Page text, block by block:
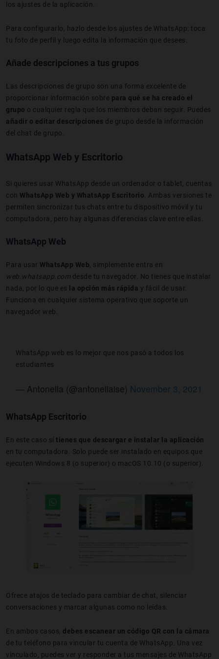
los ajustes de la aplicación.
Para configurarlo, hazlo desde los ajustes de WhatsApp: toca
tu foto de perfil y luego edita la información que desees.
Añade descripciones a tus grupos
Las descripciones de grupo son una forma excelente de
proporcionar información sobre para qué se ha creado el
grupo o cualquier regla que los miembros deban seguir. Puedes
añadir o editar descripciones de grupo desde la información
del chat de grupo.
WhatsApp Web y Escritorio
Si quieres usar WhatsApp desde un ordenador o tablet, cuentas
con WhatsApp Web y WhatsApp Escritorio. Ambas versiones te
permiten sincronizar tus chats entre tu dispositivo móvil y tu
computadora, pero hay algunas diferencias clave entre ellas.
WhatsApp Web
Para usar WhatsApp Web, simplemente entra en
web.whatsapp.com desde tu navegador. No tienes que instalar
nada, por lo que es
la opción más rápida y fácil de usar.
Funciona en cualquier sistema operativo que soporte un
navegador web.
WhatsApp web es lo mejor que nos pasó a todos los
estudiantes
— Antonella (@antonellaise) November 3, 2021
WhatsApp Escritorio
En este caso sí tienes que descargar e instalar la aplicación
en tu computadora. Solo puede ser instalado en equipos que
ejecuten Windows 8 (o superior) o macOS 10.10 (o superior).
Ofrece atajos de teclado para cambiar de chat, silenciar
conversaciones y marcar algunas como no leídas.
En ambos casos, debes escanear un código QR con la cámara
de tu teléfono para vincular tu cuenta de WhatsApp. Una vez
vinculado, puedes ver y responder a tus mensajes de WhatsApp